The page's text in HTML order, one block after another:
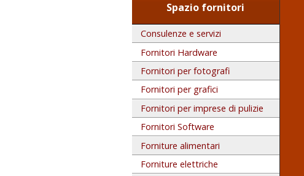
Spazio fornitori
Consulenze e servizi
Fornitori Hardware
Fornitori per fotografi
Fornitori per grafici
Fornitori per imprese di pulizie
Fornitori Software
Forniture alimentari
Forniture elettriche